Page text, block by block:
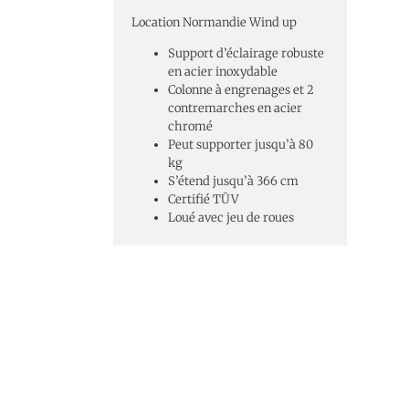
Location Normandie Wind up
Support d’éclairage robuste
en acier inoxydable
Colonne à engrenages et 2
contremarches en acier
chromé
Peut supporter jusqu’à 80
kg
S’étend jusqu’à 366 cm
Certifié TÜV
Loué avec jeu de roues